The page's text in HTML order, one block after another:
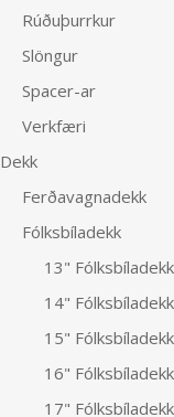
Rúðuþurrkur
Slöngur
Spacer-ar
Verkfæri
Dekk
Ferðavagnadekk
Fólksbíladekk
13" Fólksbíladekk
14" Fólksbíladekk
15" Fólksbíladekk
16" Fólksbíladekk
17" Fólksbíladekk